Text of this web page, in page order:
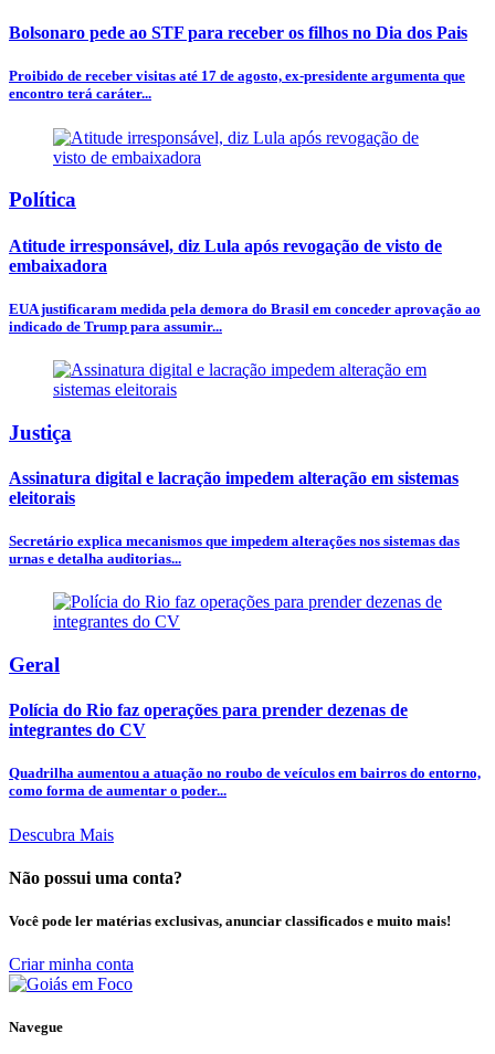
Bolsonaro pede ao STF para receber os filhos no Dia dos Pais
Proibido de receber visitas até 17 de agosto, ex-presidente argumenta que
encontro terá caráter...
Política
Atitude irresponsável, diz Lula após revogação de visto de
embaixadora
EUA justificaram medida pela demora do Brasil em conceder aprovação ao
indicado de Trump para assumir...
Justiça
Assinatura digital e lacração impedem alteração em sistemas
eleitorais
Secretário explica mecanismos que impedem alterações nos sistemas das
urnas e detalha auditorias...
Geral
Polícia do Rio faz operações para prender dezenas de
integrantes do CV
Quadrilha aumentou a atuação no roubo de veículos em bairros do entorno,
como forma de aumentar o poder...
Descubra Mais
Não possui uma conta?
Você pode ler matérias exclusivas, anunciar classificados e muito mais!
Criar minha conta
Navegue